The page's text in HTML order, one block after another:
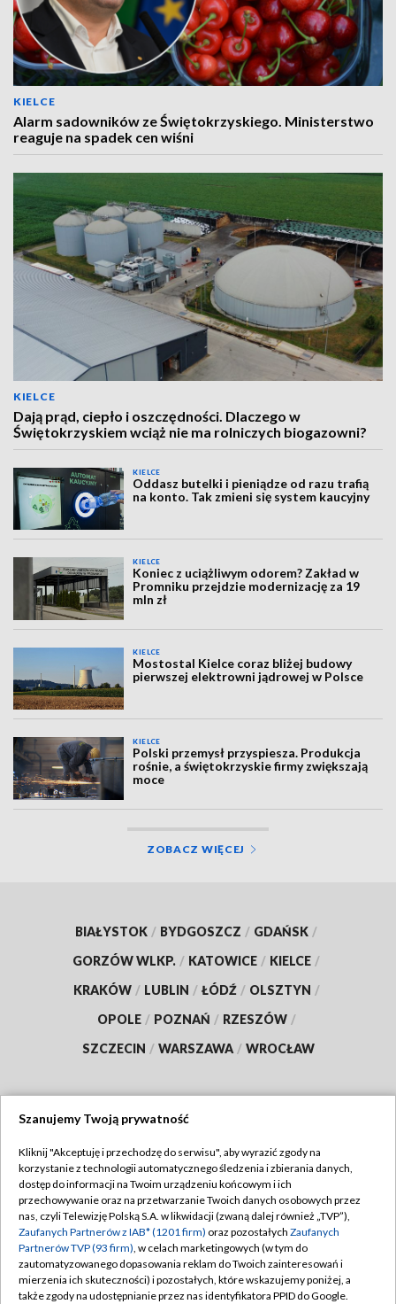
KIELCE
Alarm sadowników ze Świętokrzyskiego. Ministerstwo
reaguje na spadek cen wiśni
KIELCE
Dają prąd, ciepło i oszczędności. Dlaczego w
Świętokrzyskiem wciąż nie ma rolniczych biogazowni?
KIELCE
Oddasz butelki i pieniądze od razu trafią
na konto. Tak zmieni się system kaucyjny
KIELCE
Koniec z uciążliwym odorem? Zakład w
Promniku przejdzie modernizację za 19
mln zł
KIELCE
Mostostal Kielce coraz bliżej budowy
pierwszej elektrowni jądrowej w Polsce
KIELCE
Polski przemysł przyspiesza. Produkcja
rośnie, a świętokrzyskie firmy zwiększają
moce
ZOBACZ WIĘCEJ
BIAŁYSTOK / BYDGOSZCZ / GDAŃSK /
GORZÓW WLKP. / KATOWICE / KIELCE /
KRAKÓW / LUBLIN / ŁÓDŹ / OLSZTYN /
OPOLE / POZNAŃ / RZESZÓW /
SZCZECIN / WARSZAWA / WROCŁAW
TVP
Abonament TVP
Emisja w TVP
Centrum informacji TVP
Naziemna Telewizja Cyfrowa
Regulamin TVP
Polityka prywatności
Moje zgody
Pomoc
Szanujemy Twoją prywatność
Kliknij "Akceptuję i przechodzę do serwisu", aby wyrazić zgody na
korzystanie z technologii automatycznego śledzenia i zbierania danych,
dostęp do informacji na Twoim urządzeniu końcowym i ich
przechowywanie oraz na przetwarzanie Twoich danych osobowych przez
nas, czyli Telewizję Polską S.A. w likwidacji (zwaną dalej również „TVP”),
Zaufanych Partnerów z IAB* (1201 firm) oraz pozostałych Zaufanych
Partnerów TVP (93 firm), w celach marketingowych (w tym do
zautomatyzowanego dopasowania reklam do Twoich zainteresowań i
mierzenia ich skuteczności) i pozostałych, które wskazujemy poniżej, a
także zgody na udostępnianie przez nas identyfikatora PPID do Google.